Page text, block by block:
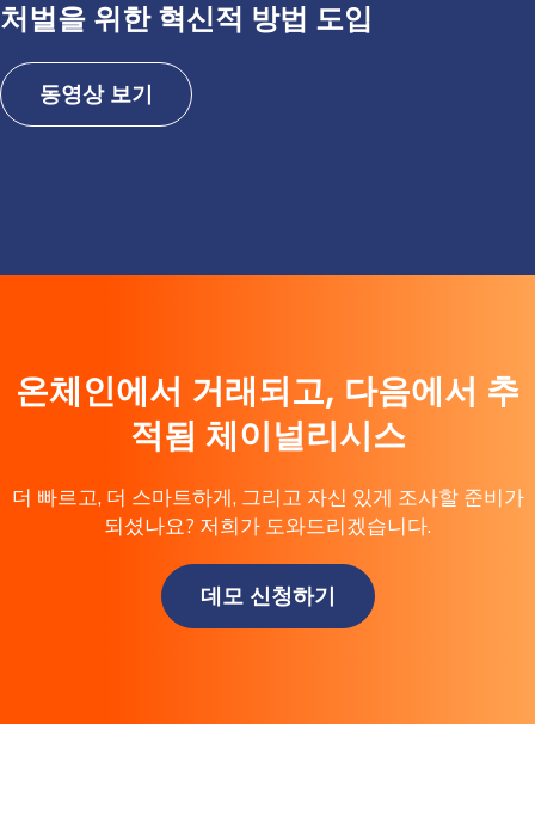
처벌을 위한 혁신적 방법 도입
동영상 보기
온체인에서 거래되고, 다음에서 추
적됨 체이널리시스
더 빠르고, 더 스마트하게, 그리고 자신 있게 조사할 준비가
되셨나요? 저희가 도와드리겠습니다.
데모 신청하기
*
Company / Organization Name
*
Work Email Address
*
Country